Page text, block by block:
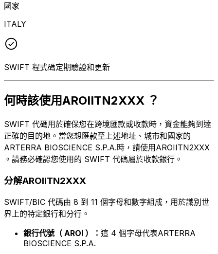
國家
ITALY
SWIFT 程式碼定期驗證和更新
何時該使用AROIITN2XXX ？
SWIFT 代碼用於確保您在跨境匯款或收款時，資金能夠到達
正確的目的地。當您想匯款至上述地址、城市和國家的
ARTERRA BIOSCIENCE S.P.A.時，請使用AROIITN2XXX
。請務必確認您使用的 SWIFT 代碼屬於收款銀行。
分解AROIITN2XXX
SWIFT/BIC 代碼由 8 到 11 個字母和數字組成，用於識別世
界上的特定銀行和分行。
銀行代號（ AROI ）： 這 4 個字母代表ARTERRA
BIOSCIENCE S.P.A.